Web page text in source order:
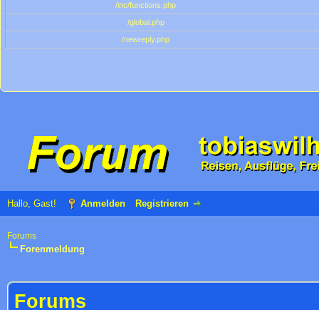
/inc/functions.php
/global.php
/newreply.php
Hallo, Gast! Anmelden Registrieren
Forums
Forenmeldung
Forums